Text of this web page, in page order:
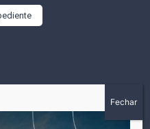
de 2005 em